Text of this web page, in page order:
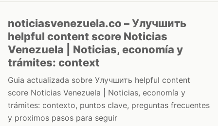
noticiasvenezuela.co – Улучшить
helpful content score Noticias
Venezuela | Noticias, economía y
trámites: context
Guia actualizada sobre Улучшить helpful content
score Noticias Venezuela | Noticias, economía y
trámites: contexto, puntos clave, preguntas frecuentes
y proximos pasos para seguir